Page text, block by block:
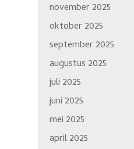
november 2025
oktober 2025
september 2025
augustus 2025
juli 2025
juni 2025
mei 2025
april 2025